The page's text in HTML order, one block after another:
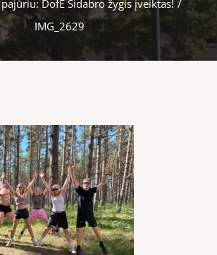
DofE Sidabro žygis įveiktas! /
IMG_2629